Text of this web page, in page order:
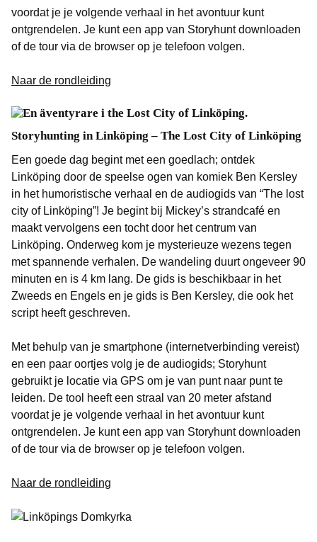
voordat je je volgende verhaal in het avontuur kunt
ontgrendelen. Je kunt een app van Storyhunt downloaden
of de tour via de browser op je telefoon volgen.
Naar de rondleiding
Storyhunting in Linköping – The Lost City of Linköping
Een goede dag begint met een goedlach; ontdek
Linköping door de speelse ogen van komiek Ben Kersley
in het humoristische verhaal en de audiogids van “The lost
city of Linköping”! Je begint bij Mickey’s strandcafé en
maakt vervolgens een tocht door het centrum van
Linköping. Onderweg kom je mysterieuze wezens tegen
met spannende verhalen. De wandeling duurt ongeveer 90
minuten en is 4 km lang. De gids is beschikbaar in het
Zweeds en Engels en je gids is Ben Kersley, die ook het
script heeft geschreven.
Met behulp van je smartphone (internetverbinding vereist)
en een paar oortjes volg je de audiogids; Storyhunt
gebruikt je locatie via GPS om je van punt naar punt te
leiden. De tool heeft een straal van 20 meter afstand
voordat je je volgende verhaal in het avontuur kunt
ontgrendelen. Je kunt een app van Storyhunt downloaden
of de tour via de browser op je telefoon volgen.
Naar de rondleiding